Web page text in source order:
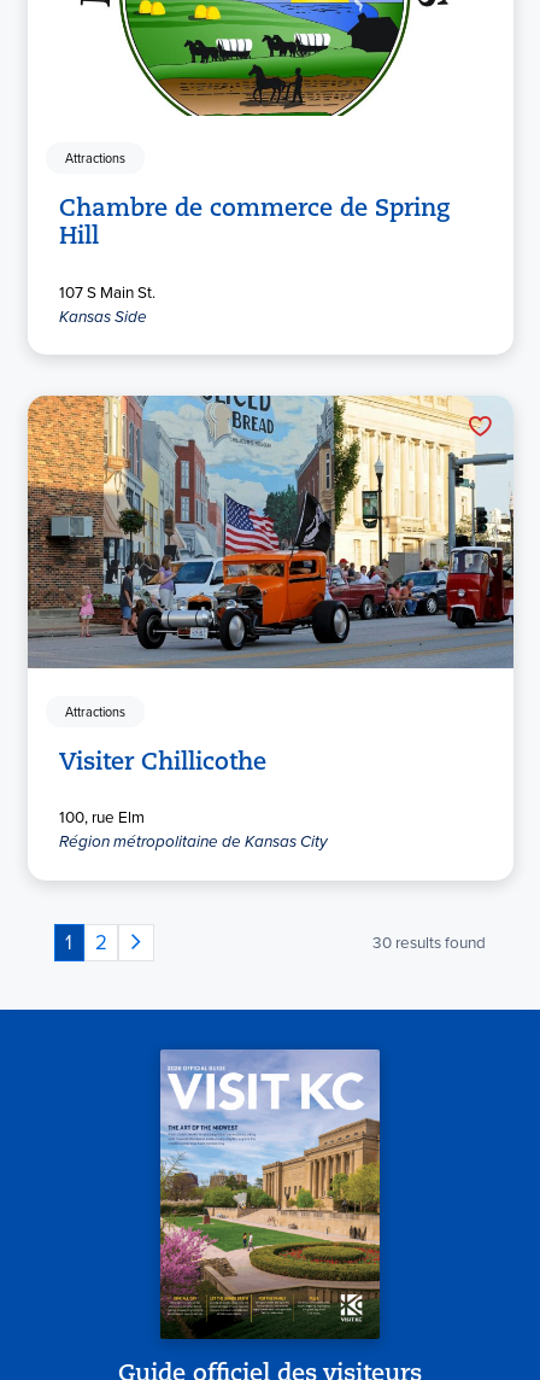
Attractions
Chambre de commerce de Spring
Hill
107 S Main St.
Kansas Side
Attractions
Visiter Chillicothe
100, rue Elm
Région métropolitaine de Kansas City
1 2 30 results found